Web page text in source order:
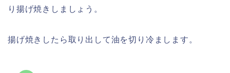
り揚げ焼きしましょう。
揚げ焼きしたら取り出して油を切り冷まします。